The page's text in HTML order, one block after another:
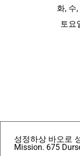
화, 수
토요
성정하상 바오로
Mission. 675